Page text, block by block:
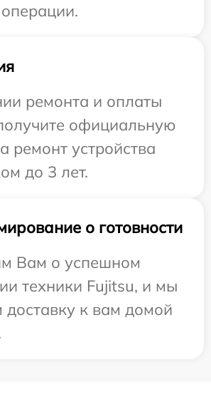
ремонта и оплаты
официальную
ремонт устройства
до 3 лет.
о готовности
Вам о успешном
техники Fujitsu, и мы
доставку к вам домой